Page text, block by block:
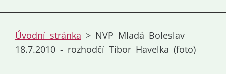
Úvodní stránka > NVP Mladá Boleslav
18.7.2010 - rozhodčí Tibor Havelka (foto)